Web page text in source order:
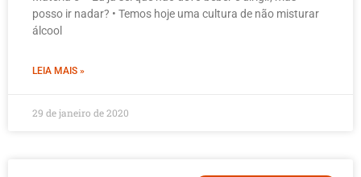
posso ir nadar? • Temos hoje uma cultura de não misturar
álcool
LEIA MAIS »
29 de janeiro de 2020